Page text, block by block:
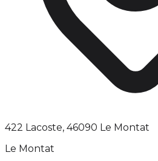
422 Lacoste, 46090 Le Montat
Le Montat